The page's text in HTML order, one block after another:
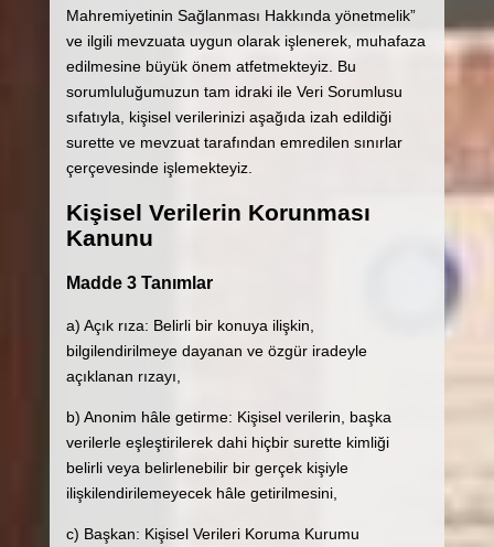
Mahremiyetinin Sağlanması Hakkında yönetmelik”
ve ilgili mevzuata uygun olarak işlenerek, muhafaza
edilmesine büyük önem atfetmekteyiz. Bu
sorumluluğumuzun tam idraki ile Veri Sorumlusu
sıfatıyla, kişisel verilerinizi aşağıda izah edildiği
surette ve mevzuat tarafından emredilen sınırlar
çerçevesinde işlemekteyiz.
Kişisel Verilerin Korunması
Kanunu
Madde 3 Tanımlar
a) Açık rıza: Belirli bir konuya ilişkin,
bilgilendirilmeye dayanan ve özgür iradeyle
açıklanan rızayı,
b) Anonim hâle getirme: Kişisel verilerin, başka
verilerle eşleştirilerek dahi hiçbir surette kimliği
belirli veya belirlenebilir bir gerçek kişiyle
ilişkilendirilemeyecek hâle getirilmesini,
c) Başkan: Kişisel Verileri Koruma Kurumu